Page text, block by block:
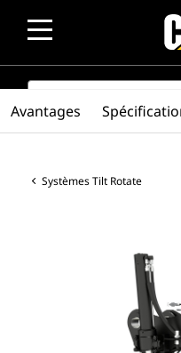
SEARCH
Systèmes Tilt Rotate
Avantages